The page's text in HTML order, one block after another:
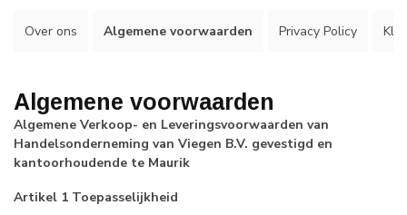
Over ons Algemene voorwaarden Privacy Policy
Algemene voorwaarden
Algemene Verkoop- en Leveringsvoorwaarden van
Handelsonderneming van Viegen B.V. gevestigd en
kantoorhoudende te Maurik
Artikel 1 Toepasselijkheid